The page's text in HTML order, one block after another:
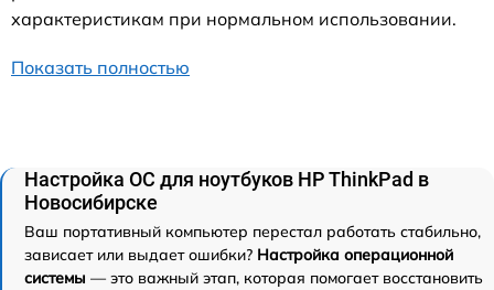
характеристикам при нормальном использовании.
Показать полностью
Настройка ОС для ноутбуков HP ThinkPad в
Новосибирске
Ваш портативный компьютер перестал работать стабильно,
зависает или выдает ошибки? Настройка операционной
системы — это важный этап, которая помогает восстановить